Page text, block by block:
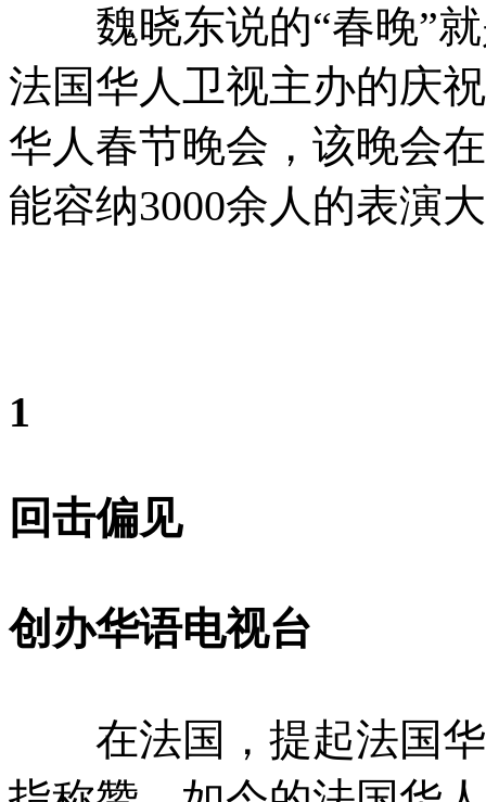
魏晓东说的“春晚”就
法国华人卫视主办的庆
华人春节晚会，该晚会
能容纳3000余人的表演
1
回击偏见
创办华语电视台
在法国，提起法国华